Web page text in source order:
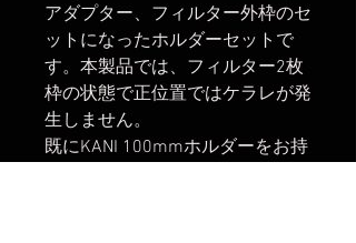
アダプター、フィルター外枠のセ
ットになったホルダーセットで
す。本製品では、フィルター2枚
枠の状態で正位置ではケラレが発
生しません。
既にKANI 100mmホルダーをお持